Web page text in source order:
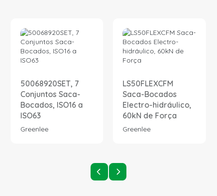
50068920SET, 7
Conjuntos Saca-
Bocados, ISO16 a
ISO63
Greenlee
LS50FLEXCFM
Saca-Bocados
Electro-hidráulico,
60kN de Força
Greenlee